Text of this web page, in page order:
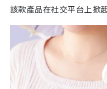
該款產品在社交平台上掀